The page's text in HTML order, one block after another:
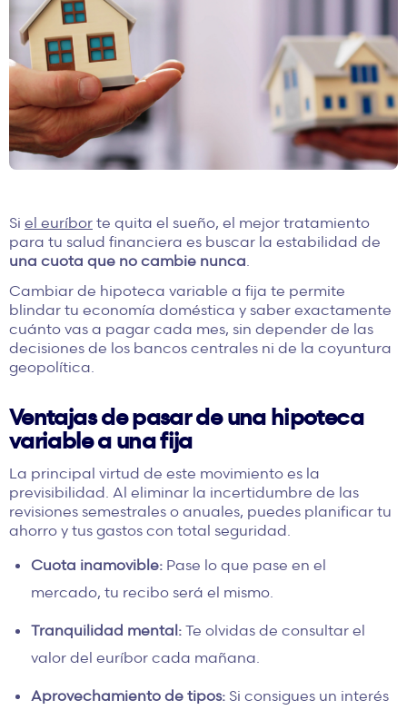
Si el euríbor te quita el sueño, el mejor tratamiento
para tu salud financiera es buscar la estabilidad de
una cuota que no cambie nunca
Cambiar de hipoteca variable a fija te permite
blindar tu economía doméstica y saber exactamente
cuánto vas a pagar cada mes, sin depender de las
decisiones de los bancos centrales ni de la coyuntura
geopolítica.
Ventajas de pasar de una hipoteca
variable a una fija
La principal virtud de este movimiento es la
previsibilidad. Al eliminar la incertidumbre de las
revisiones semestrales o anuales, puedes planificar tu
ahorro y tus gastos con total seguridad.
Cuota inamovible: Pase lo que pase en el
mercado, tu recibo será el mismo.
Tranquilidad mental: Te olvidas de consultar el
valor del euríbor cada mañana.
Aprovechamiento de tipos: Si consigues un interés